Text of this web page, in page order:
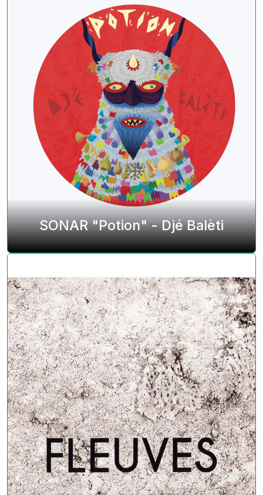
SONAR "Potion" - Djé Balèti